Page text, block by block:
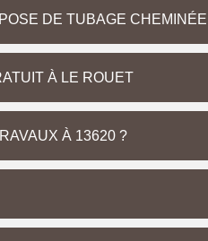
DE TUBAGE
À LE ROUET
À 13620 ?